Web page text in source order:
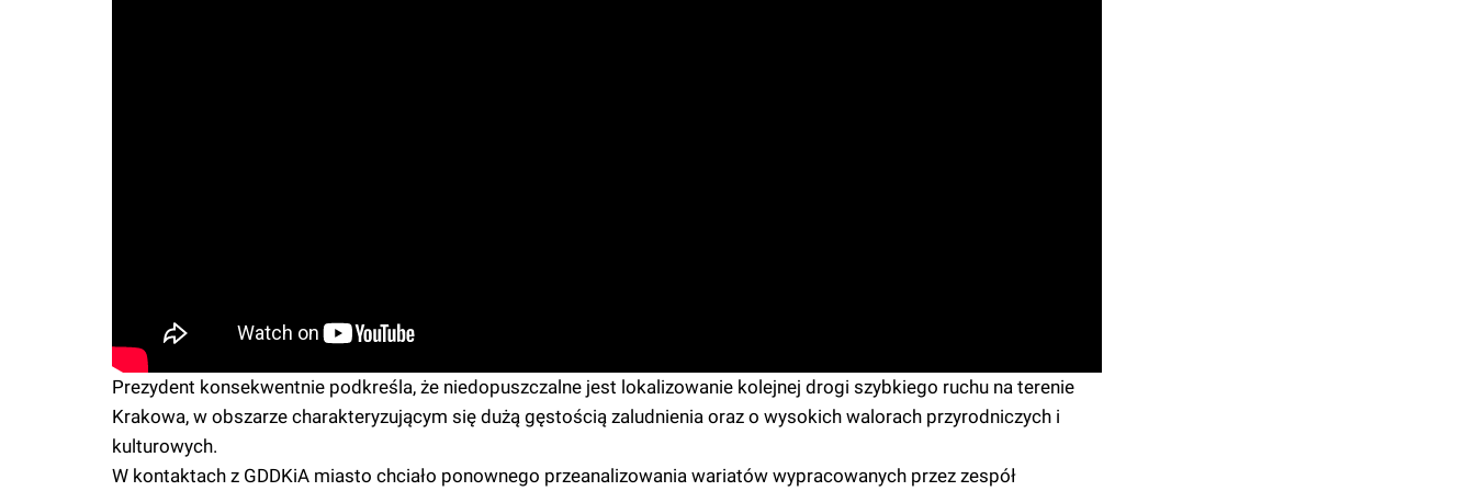
Prezydent konsekwentnie podkreśla, że niedopuszczalne jest lokalizowanie kolejnej drogi szybkiego ruchu na terenie
Krakowa, w obszarze charakteryzującym się dużą gęstością zaludnienia oraz o wysokich walorach przyrodniczych i
kulturowych.
W kontaktach z GDDKiA miasto chciało ponownego przeanalizowania wariatów wypracowanych przez zespół